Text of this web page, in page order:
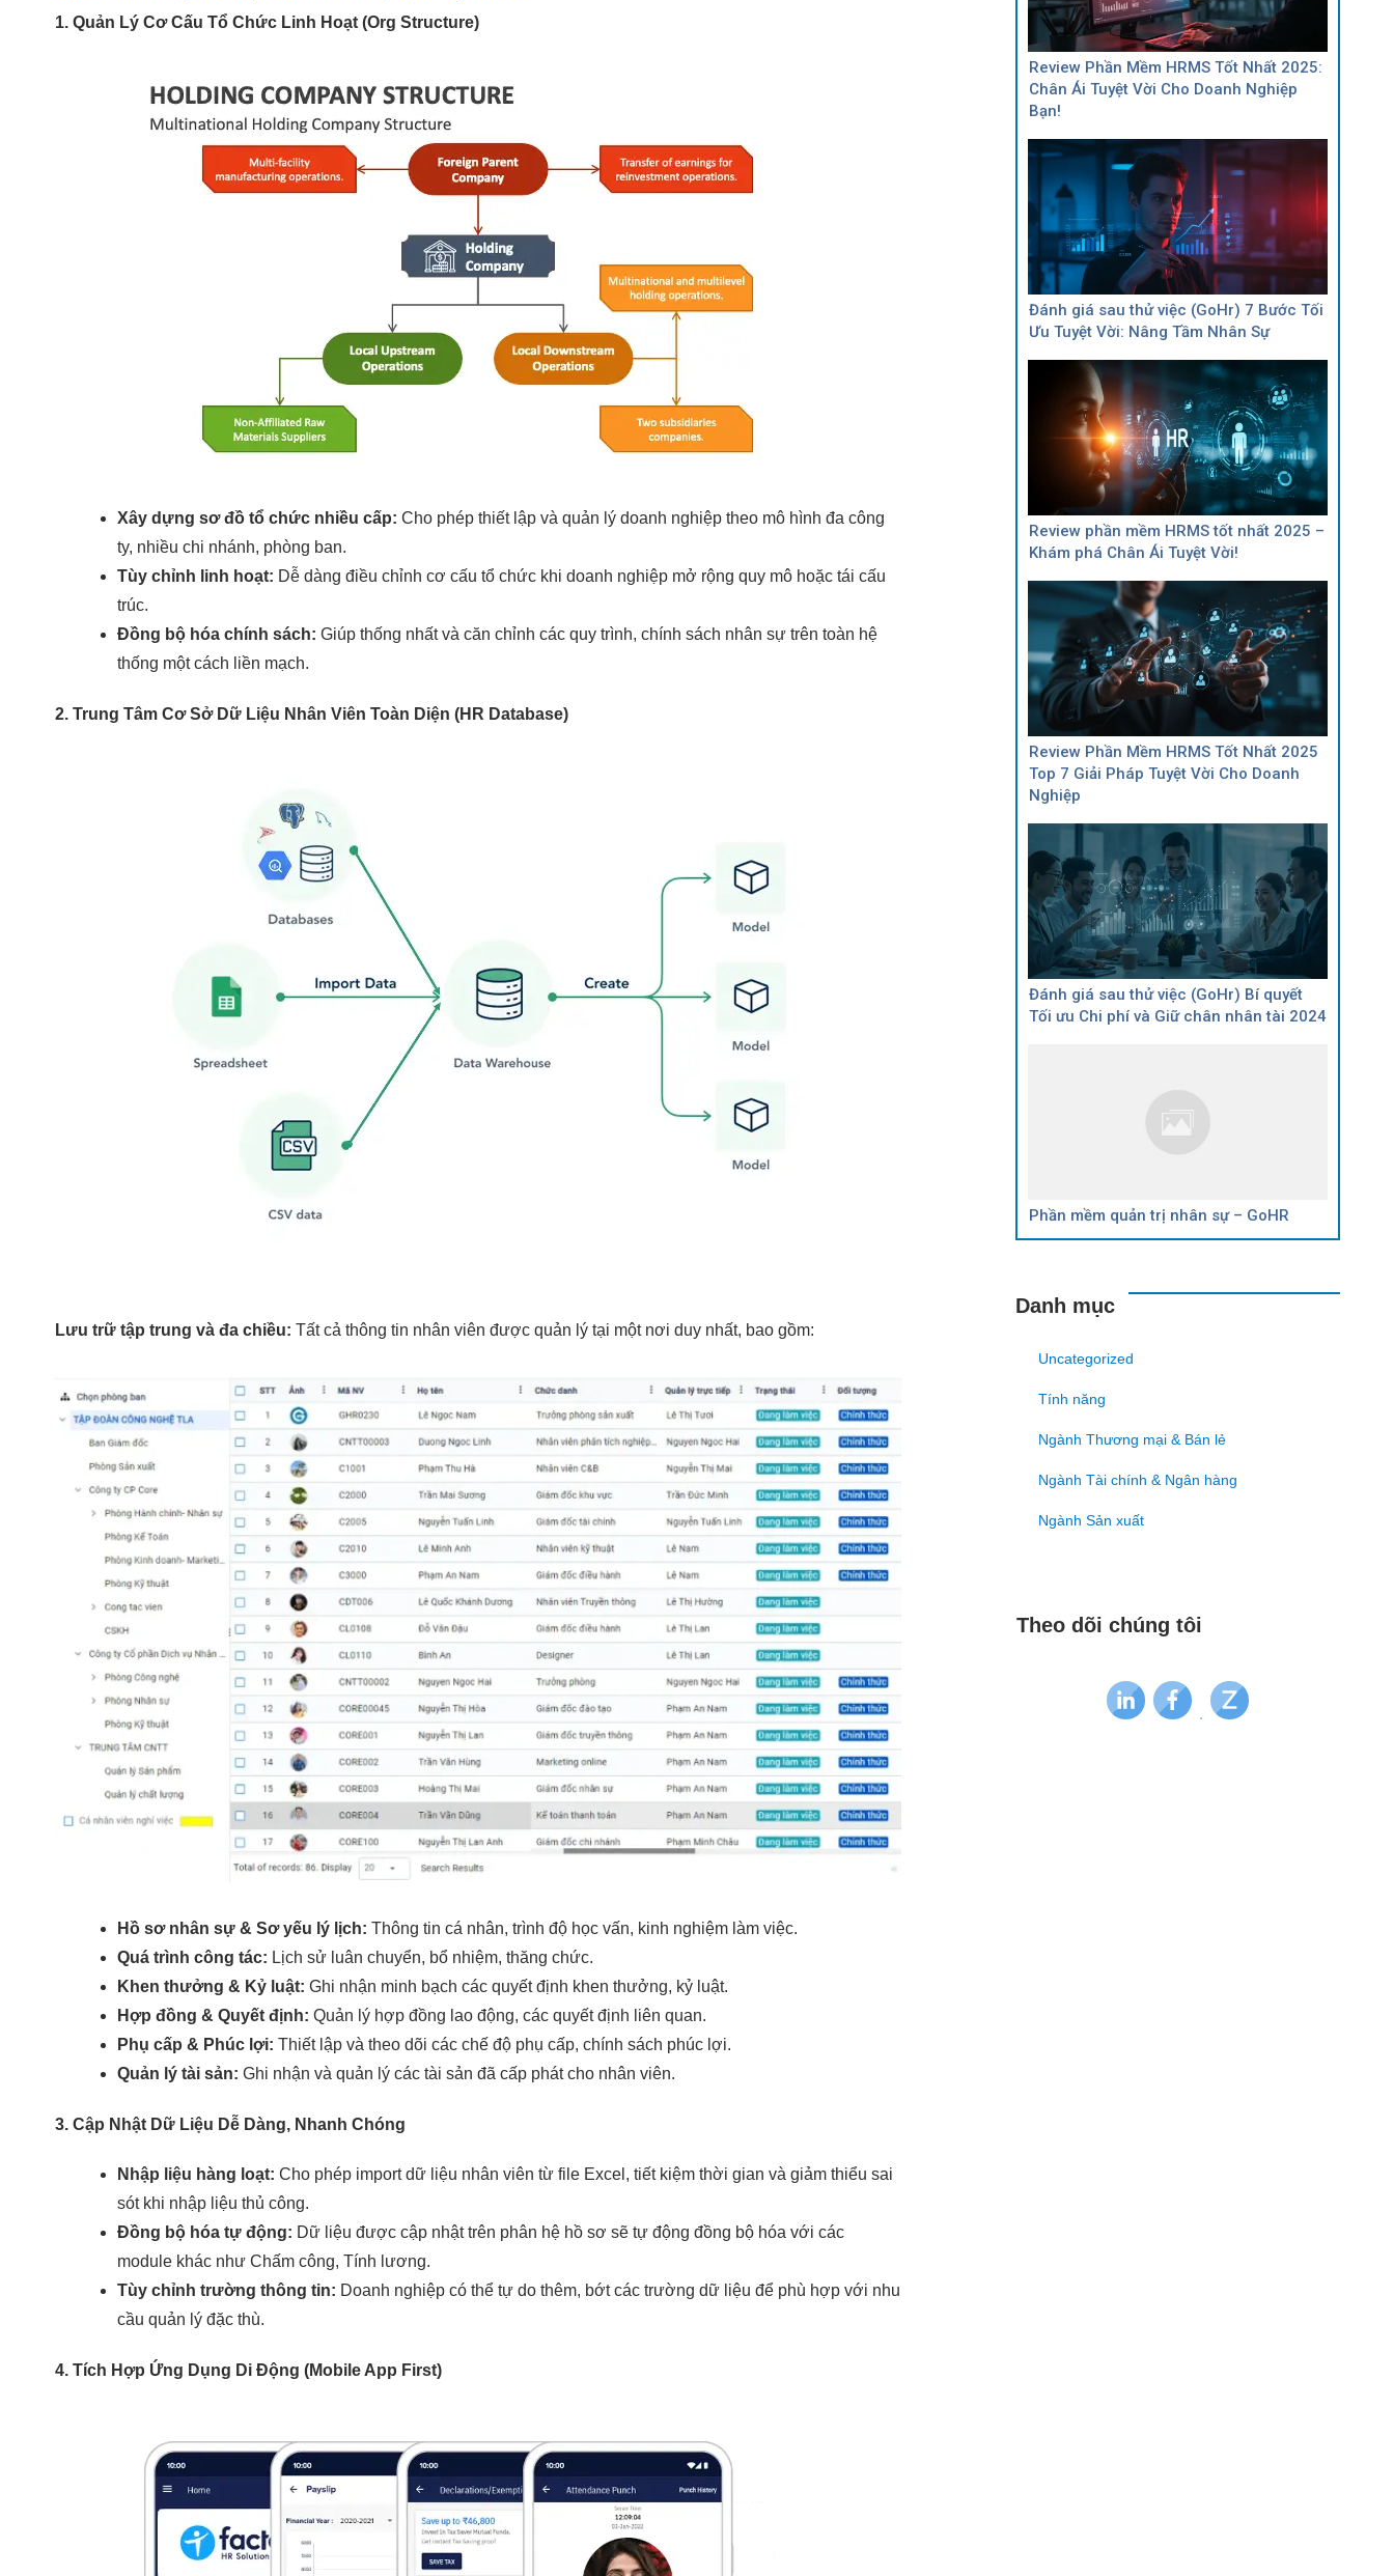
1. Quản Lý Cơ Cấu Tổ Chức Linh Hoạt (Org Structure)
Xây dựng sơ đồ tổ chức nhiều cấp: Cho phép thiết lập và quản lý doanh nghiệp theo mô hình đa công
ty, nhiều chi nhánh, phòng ban.
Tùy chỉnh linh hoạt: Dễ dàng điều chỉnh cơ cấu tổ chức khi doanh nghiệp mở rộng quy mô hoặc tái cấu
trúc.
Đồng bộ hóa chính sách: Giúp thống nhất và căn chỉnh các quy trình, chính sách nhân sự trên toàn hệ
thống một cách liền mạch.
2. Trung Tâm Cơ Sở Dữ Liệu Nhân Viên Toàn Diện (HR Database)
Lưu trữ tập trung và đa chiều: Tất cả thông tin nhân viên được quản lý tại một nơi duy nhất, bao gồm:
Hồ sơ nhân sự & Sơ yếu lý lịch: Thông tin cá nhân, trình độ học vấn, kinh nghiệm làm việc.
Quá trình công tác: Lịch sử luân chuyển, bổ nhiệm, thăng chức.
Khen thưởng & Kỷ luật: Ghi nhận minh bạch các quyết định khen thưởng, kỷ luật.
Hợp đồng & Quyết định: Quản lý hợp đồng lao động, các quyết định liên quan.
Phụ cấp & Phúc lợi: Thiết lập và theo dõi các chế độ phụ cấp, chính sách phúc lợi.
Quản lý tài sản: Ghi nhận và quản lý các tài sản đã cấp phát cho nhân viên.
3. Cập Nhật Dữ Liệu Dễ Dàng, Nhanh Chóng
Nhập liệu hàng loạt: Cho phép import dữ liệu nhân viên từ file Excel, tiết kiệm thời gian và giảm thiểu sai
sót khi nhập liệu thủ công.
Đồng bộ hóa tự động: Dữ liệu được cập nhật trên phân hệ hồ sơ sẽ tự động đồng bộ hóa với các
module khác như Chấm công, Tính lương.
Tùy chỉnh trường thông tin: Doanh nghiệp có thể tự do thêm, bớt các trường dữ liệu để phù hợp với nhu
cầu quản lý đặc thù.
4. Tích Hợp Ứng Dụng Di Động (Mobile App First)
Review Phần Mềm HRMS Tốt Nhất 2025:
Chân Ái Tuyệt Vời Cho Doanh Nghiệp
Bạn!
Đánh giá sau thử việc (GoHr) 7 Bước Tối
Ưu Tuyệt Vời: Nâng Tầm Nhân Sự
Review phần mềm HRMS tốt nhất 2025 –
Khám phá Chân Ái Tuyệt Vời!
Review Phần Mềm HRMS Tốt Nhất 2025
Top 7 Giải Pháp Tuyệt Vời Cho Doanh
Nghiệp
Đánh giá sau thử việc (GoHr) Bí quyết
Tối ưu Chi phí và Giữ chân nhân tài 2024
Phần mềm quản trị nhân sự – GoHR
Danh mục
Uncategorized
Tính năng
Ngành Thương mại & Bán lẻ
Ngành Tài chính & Ngân hàng
Ngành Sản xuất
Theo dõi chúng tôi